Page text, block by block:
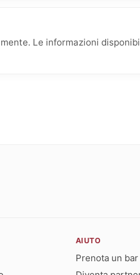
Le informazioni
AIUTO
Prenota un bar